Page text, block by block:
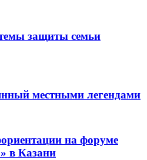
защиты семьи
местными легендами
на форуме
в Казани